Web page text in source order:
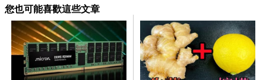
您也可能喜歡這些文章